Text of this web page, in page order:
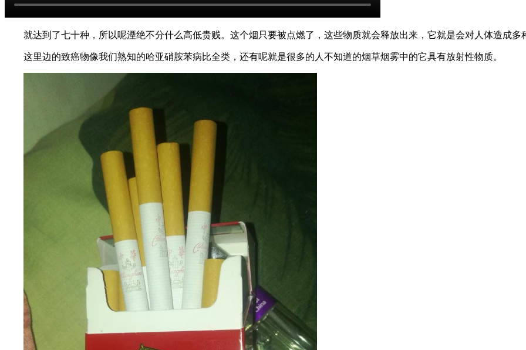
就达到了七十种，所以呢湮绝不分什么高低贵贱。这个烟只要被点燃了，这些物质就会释放出来，它就是会对人体造成多
这里边的致癌物像我们熟知的哈亚硝胺苯病比全类，还有呢就是很多的人不知道的烟草烟雾中的它具有放射性物质。